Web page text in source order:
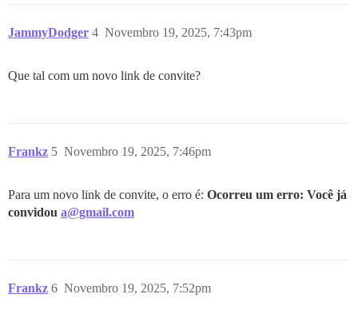
JammyDodger Novembro 19, 2025, 7:43pm
4
Que tal com um novo link de convite?
Frankz Novembro 19, 2025, 7:46pm
5
Para um novo link de convite, o erro é: Ocorreu um erro: Você já
convidou a@gmail.com
Frankz Novembro 19, 2025, 7:52pm
6